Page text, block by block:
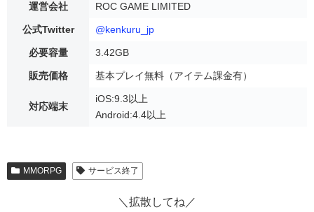
運営会社 ROC GAME LIMITED
公式Twitter @kenkuru_jp
必要容量 3.42GB
販売価格 基本プレイ無料（アイテム課金有）
対応端末
iOS:9.3以上
Android:4.4以上
MMORPG サービス終了
＼拡散してね／